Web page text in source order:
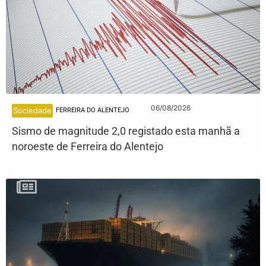
Sociedade FERREIRA DO ALENTEJO 06/08/2026
Sismo de magnitude 2,0 registado esta manhã a
noroeste de Ferreira do Alentejo